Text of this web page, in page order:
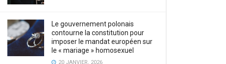
Le gouvernement polonais
contourne la constitution pour
imposer le mandat européen sur
le « mariage » homosexuel
20 JANVIER, 2026